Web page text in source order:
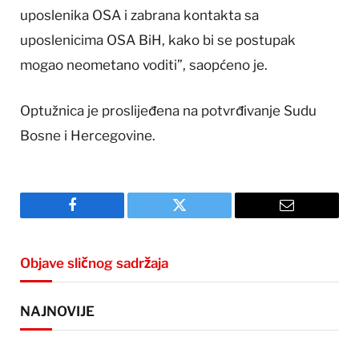
uposlenika OSA i zabrana kontakta sa
uposlenicima OSA BiH, kako bi se postupak
mogao neometano voditi”, saopćeno je.
Optužnica je proslijeđena na potvrđivanje Sudu
Bosne i Hercegovine.
Facebook Twitter Email
Objave sličnog sadržaja
NAJNOVIJE